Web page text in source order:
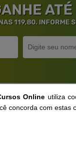
119,80. INFORME
Online utiliza
concorda com estas